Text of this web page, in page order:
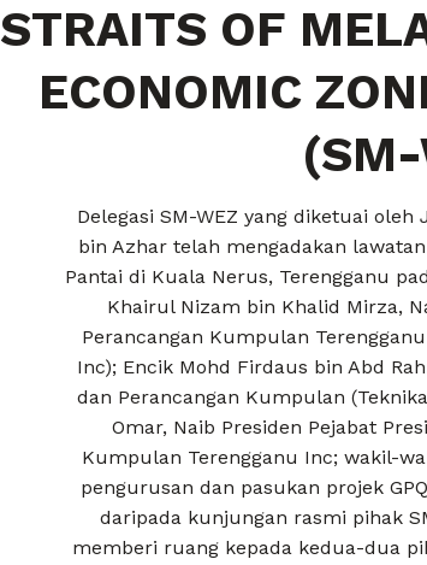
STRAITS OF
ECONOMIC
Delegasi SM-WEZ yang diketuai
bin Azhar telah mengadakan
Pantai di Kuala Nerus, Terengganu
Khairul Nizam bin Khalid Mirza,
Perancangan Kumpulan
Inc); Encik Mohd Firdaus bin Abd
dan Perancangan Kumpulan
Omar, Naib Presiden Pejabat
Kumpulan Terengganu Inc; wakil-
pengurusan dan pasukan projek
daripada kunjungan rasmi pihak
memberi ruang kepada kedua-dua